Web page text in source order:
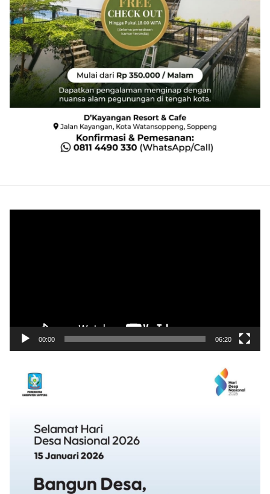
00:00 06:20